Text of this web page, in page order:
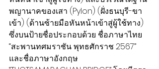
พญานาคของเสา (Pylon) (ฝั่งธนบุรี-ขา
เข้า) (ด้านซ้ายมือหันหน้าเข้าสู่ผู้ใช้ทาง)
ซึ่งบนป้ายชื่อประกอบด้วย ชื่อภาษาไทย
“สะพานทศมราชัน พุทธศักราช 2567”
และชื่อภาษาอังกฤษ